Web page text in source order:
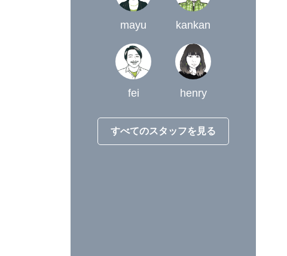
mayu kankan
fei henry
すべてのスタッフを見る